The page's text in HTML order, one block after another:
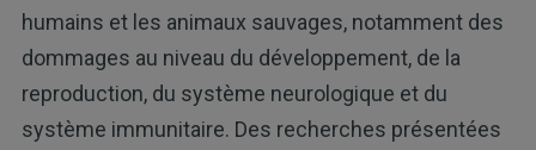
humains et les animaux sauvages, notamment des
dommages au niveau du développement, de la
reproduction, du système neurologique et du
système immunitaire. Des recherches présentées